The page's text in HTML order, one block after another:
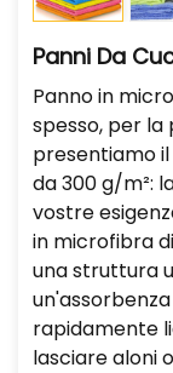
Panni Da
Panno in
spesso, per la
presentiamo
da 300 g/m²:
vostre
in microfibra
una struttura
rapidamente
lasciare aloni